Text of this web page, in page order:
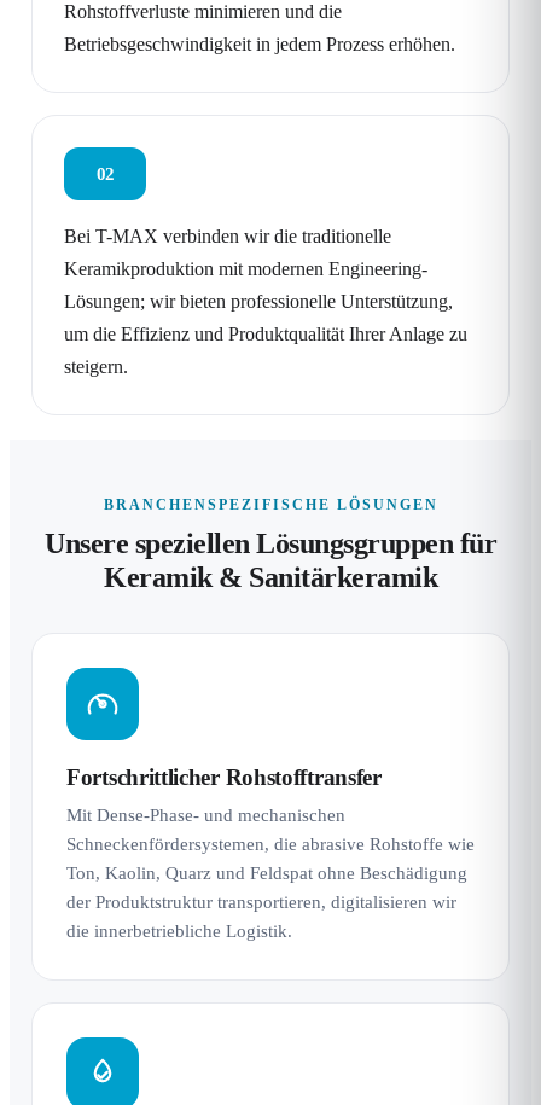
Rohstoffverluste minimieren und die
Betriebsgeschwindigkeit in jedem Prozess erhöhen.
02
Bei T-MAX verbinden wir die traditionelle
Keramikproduktion mit modernen Engineering-
Lösungen; wir bieten professionelle Unterstützung,
um die Effizienz und Produktqualität Ihrer Anlage zu
steigern.
BRANCHENSPEZIFISCHE LÖSUNGEN
Unsere speziellen Lösungsgruppen für
Keramik & Sanitärkeramik
Fortschrittlicher Rohstofftransfer
Mit Dense-Phase- und mechanischen
Schneckenfördersystemen, die abrasive Rohstoffe wie
Ton, Kaolin, Quarz und Feldspat ohne Beschädigung
der Produktstruktur transportieren, digitalisieren wir
die innerbetriebliche Logistik.